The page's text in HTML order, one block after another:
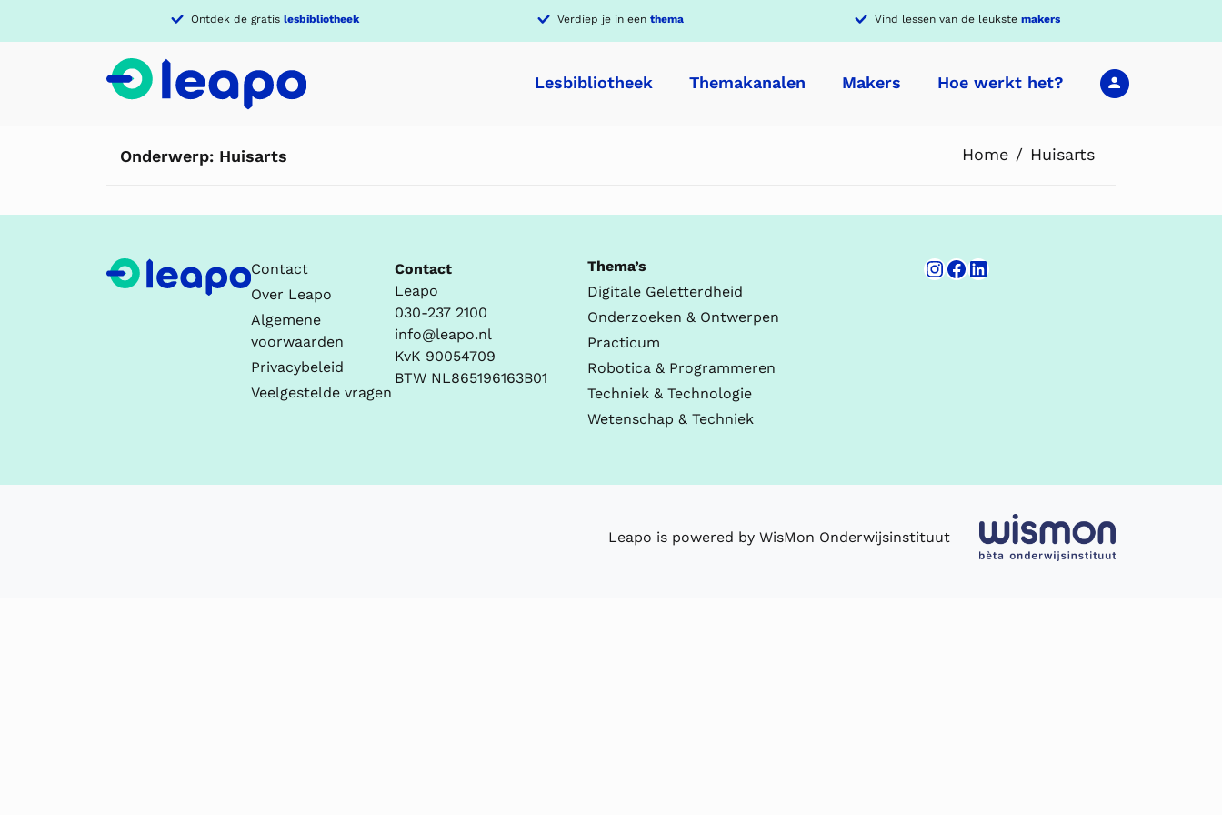
Ontdek de gratis lesbibliotheek Verdiep je in eenthema Vind lessen van de leukste makers
Lesbibliotheek Themakanalen Makers Hoe werkt het?
Onderwerp: Huisarts Home Huisarts
Contact
Over Leapo
Algemene
voorwaarden
Privacybeleid
Veelgestelde vragen
Contact
Leapo
030-237 2100
info@leapo.nl
KvK 90054709
BTW NL865196163B01
Thema’s
Digitale Geletterdheid
Onderzoeken & Ontwerpen
Practicum
Robotica & Programmeren
Techniek & Technologie
Wetenschap & Techniek
Instagram
Facebook
LinkedIn
Leapo is powered by WisMon Onderwijsinstituut